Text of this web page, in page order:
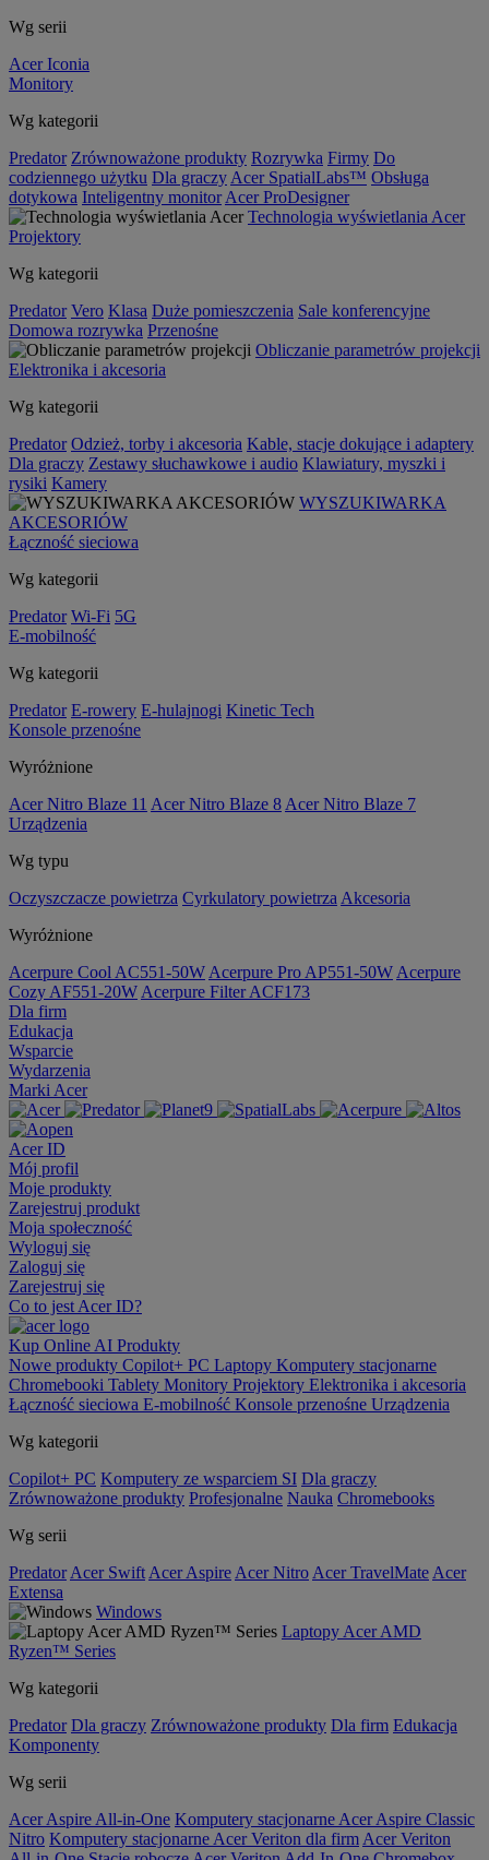
Wg serii
Acer Iconia
Monitory
Wg kategorii
Predator Zrównoważone produkty Rozrywka Firmy Do
codziennego użytku Dla graczy Acer SpatialLabs™ Obsługa
dotykowa Inteligentny monitor Acer ProDesigner
Technologia wyświetlania Acer
Projektory
Wg kategorii
Predator Vero Klasa Duże pomieszczenia Sale konferencyjne
Domowa rozrywka Przenośne
Obliczanie parametrów projekcji
Elektronika i akcesoria
Wg kategorii
Predator Odzież, torby i akcesoria Kable, stacje dokujące i adaptery
Dla graczy Zestawy słuchawkowe i audio Klawiatury, myszki i
rysiki Kamery
WYSZUKIWARKA
AKCESORIÓW
Łączność sieciowa
Wg kategorii
Predator Wi-Fi 5G
E-mobilność
Wg kategorii
Predator E-rowery E-hulajnogi Kinetic Tech
Konsole przenośne
Wyróżnione
Acer Nitro Blaze 11 Acer Nitro Blaze 8 Acer Nitro Blaze 7
Urządzenia
Wg typu
Oczyszczacze powietrza Cyrkulatory powietrza Akcesoria
Wyróżnione
Acerpure Cool AC551-50W Acerpure Pro AP551-50W Acerpure
Cozy AF551-20W Acerpure Filter ACF173
Dla firm
Edukacja
Wsparcie
Wydarzenia
Marki Acer
Acer ID
Mój profil
Moje produkty
Zarejestruj produkt
Moja społeczność
Wyloguj się
Zaloguj się
Zarejestruj się
Co to jest Acer ID?
Kup Online AI Produkty
Nowe produkty Copilot+ PC Laptopy Komputery stacjonarne
Chromebooki Tablety Monitory Projektory Elektronika i akcesoria
Łączność sieciowa E-mobilność Konsole przenośne Urządzenia
Wg kategorii
Copilot+ PC Komputery ze wsparciem SI Dla graczy
Zrównoważone produkty Profesjonalne Nauka Chromebooks
Wg serii
Predator Acer Swift Acer Aspire Acer Nitro Acer TravelMate Acer
Extensa
Windows
Laptopy Acer AMD
Ryzen™ Series
Wg kategorii
Predator Dla graczy Zrównoważone produkty Dla firm Edukacja
Komponenty
Wg serii
Acer Aspire All-in-One Komputery stacjonarne Acer Aspire Classic
Nitro Komputery stacjonarne Acer Veriton dla firm Acer Veriton